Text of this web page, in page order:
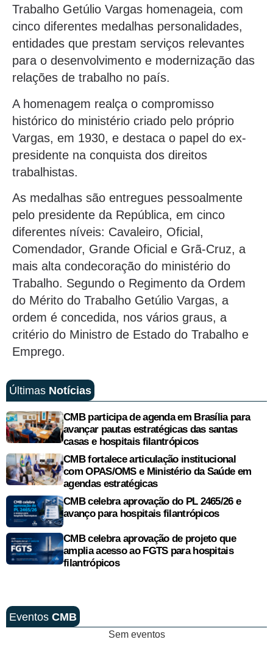
Trabalho Getúlio Vargas homenageia, com
cinco diferentes medalhas personalidades,
entidades que prestam serviços relevantes
para o desenvolvimento e modernização das
relações de trabalho no país.
A homenagem realça o compromisso
histórico do ministério criado pelo próprio
Vargas, em 1930, e destaca o papel do ex-
presidente na conquista dos direitos
trabalhistas.
As medalhas são entregues pessoalmente
pelo presidente da República, em cinco
diferentes níveis: Cavaleiro, Oficial,
Comendador, Grande Oficial e Grã-Cruz, a
mais alta condecoração do ministério do
Trabalho. Segundo o Regimento da Ordem
do Mérito do Trabalho Getúlio Vargas, a
ordem é concedida, nos vários graus, a
critério do Ministro de Estado do Trabalho e
Emprego.
Últimas Notícias
CMB participa de agenda em Brasília para
avançar pautas estratégicas das santas
casas e hospitais filantrópicos
CMB fortalece articulação institucional
com OPAS/OMS e Ministério da Saúde em
agendas estratégicas
CMB celebra aprovação do PL 2465/26 e
avanço para hospitais filantrópicos
CMB celebra aprovação de projeto que
amplia acesso ao FGTS para hospitais
filantrópicos
Eventos CMB
Sem eventos